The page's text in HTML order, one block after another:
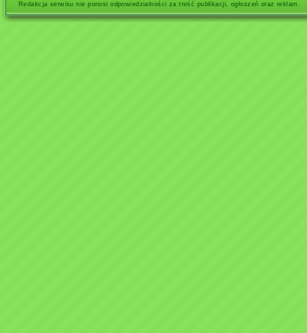
Redakcja serwisu nie ponosi odpowiedzialności za treść publikacji, ogłoszeń oraz reklam.